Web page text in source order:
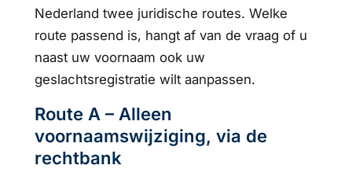
Nederland twee juridische routes. Welke
route passend is, hangt af van de vraag of u
naast uw voornaam ook uw
geslachtsregistratie wilt aanpassen.
Route A – Alleen
voornaamswijziging, via de
rechtbank